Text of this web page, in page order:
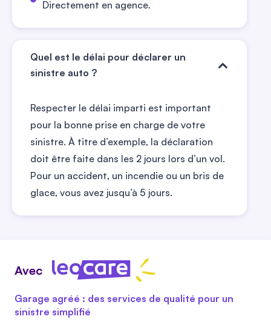
Directement en agence.
Quel est le délai pour déclarer un
sinistre auto ?
Respecter le délai imparti est important
pour la bonne prise en charge de votre
sinistre. À titre d’exemple, la déclaration
doit être faite dans les 2 jours lors d’un vol.
Pour un accident, un incendie ou un bris de
glace, vous avez jusqu’à 5 jours.
Avec
Garage agréé : des services de qualité pour un
sinistre simplifié